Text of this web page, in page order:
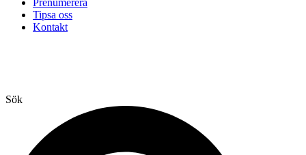
Tipsa oss
Kontakt
Sök